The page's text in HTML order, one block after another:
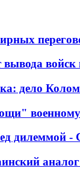
войск
дело
дилеммой